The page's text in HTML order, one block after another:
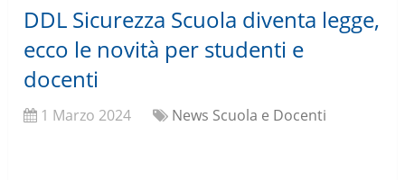
DDL Sicurezza Scuola diventa legge,
ecco le novità per studenti e
docenti
1 Marzo 2024 News Scuola e Docenti